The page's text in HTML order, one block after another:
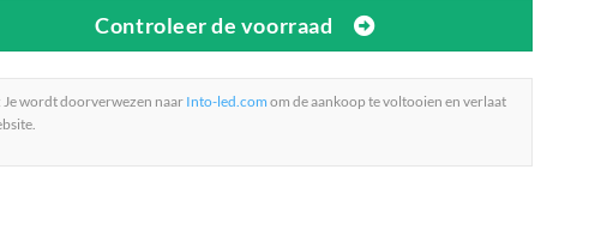
Controleer de voorraad
Je wordt doorverwezen naar Into-led.com om de aankoop te voltooien en verlaat